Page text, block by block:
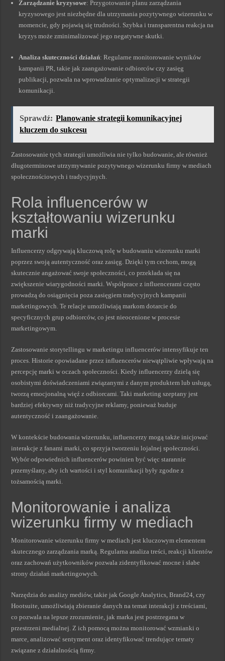
Zarządzanie kryzysowe: Przygotowanie planu zarządzania
kryzysowego jest niezbędne dla utrzymania pozytywnego wizerunku w
momencie, gdy pojawią się trudności. Szybka i transparentna reakcja na
kryzys może zminimalizować jego negatywne skutki.
Analiza skuteczności działań: Regularne monitorowanie wyników
kampanii PR, takie jak zaangażowanie odbiorców czy zasięg
publikacji, pozwala na wprowadzanie optymalizacji w strategii
komunikacji.
Sprawdź: Planowanie strategii komunikacyjnej
kluczem do sukcesu
Zastosowanie tych strategii umożliwia nie tylko budowanie, ale również
długoterminowe utrzymywanie pozytywnego wizerunku firmy w mediach
społecznościowych i tradycyjnych.
Rola influencerów w
kształtowaniu wizerunku
marki
Influencerzy odgrywają kluczową rolę w budowaniu wizerunku marki
poprzez swoją autentyczność oraz zasięg. Dzięki tym cechom, mogą
skutecznie angażować swoje społeczności, co przekłada się na
zwiększenie wiarygodności marki. Współprace z influencerami często
prowadzą do osiągnięcia poza zasięgiem tradycyjnych kampanii
marketingowych. Te relacje umożliwiają markom dotarcie do
specyficznych grup odbiorców, co jest nieocenione w procesie
marketingowym.
Zastosowanie storytellingu w marketingu influencerów intensyfikuje ten
proces. Historie opowiadane przez influencerów niewątpliwie wpływają na
percepcję marki w oczach społeczności. Kiedy influencerzy dzielą się
osobistymi doświadczeniami związanymi z danym produktem lub usługą,
tworzą emocjonalną więź z odbiorcami. Taki marketing szeptany jest
bardziej efektywny niż tradycyjne reklamy, ponieważ buduje
autentyczność i zaangażowanie.
W kontekście budowania wizerunku, influencerzy mogą także inicjować
interakcje z fanami marki, co sprzyja tworzeniu lojalnej społeczności.
Wybór odpowiednich influencerów powinien być więc starannie
przemyślany, aby ich wartości i styl komunikacji były zgodne z
tożsamością marki.
Monitorowanie i analiza
wizerunku firmy w mediach
Monitorowanie wizerunku firmy w mediach jest kluczowym elementem
skutecznego zarządzania marką. Regularna analiza treści, reakcji klientów
oraz zachowań użytkowników pozwala zidentyfikować mocne i słabe
strony działań marketingowych.
Narzędzia do analizy mediów, takie jak Google Analytics, Brand24, czy
Hootsuite, umożliwiają zbieranie danych na temat interakcji z treściami,
co pozwala na lepsze zrozumienie, jak marka jest postrzegana w
przestrzeni medialnej. Z ich pomocą można monitorować wzmianki o
marce, analizować sentyment oraz identyfikować trendujące tematy
związane z działalnością firmy.